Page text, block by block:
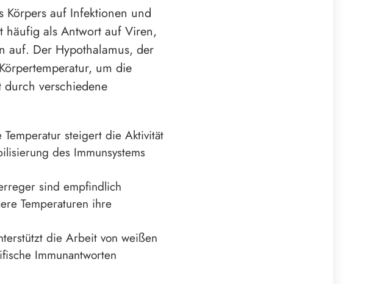
Körpers auf Infektionen und
häufig als Antwort auf Viren,
auf. Der Hypothalamus, der
um die
verschiedene
Temperatur steigert die Aktivität
des Immunsystems
sind empfindlich
Temperaturen ihre
die Arbeit von weißen
Immunantworten